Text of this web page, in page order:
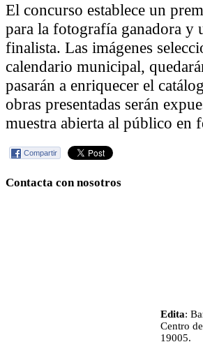
El concurso establece un
para la fotografía ganadora y
finalista. Las imágenes
calendario municipal,
pasarán a enriquecer el
obras presentadas serán
muestra abierta al público en
Compartir
Contacta con nosotros
Edita:
Centro
19005.